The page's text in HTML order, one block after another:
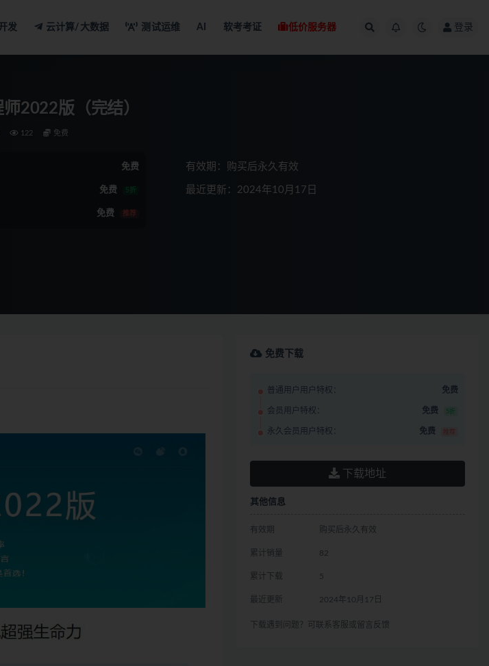
发 云计算/大数据 测试运维 AI 软考考证 低价服务器 登录
2022版（完结）
122 免费
免费
免费 5折
免费 推荐
有效期：购买后永久有效
最近更新：2024年10月17日
免费下载
普通用户用户特权： 免费
会员用户特权： 免费 5折
永久会员用户特权： 免费 推荐
下载地址
其他信息
有效期 购买后永久有效
累计销量 82
累计下载 5
最近更新 2024年10月17日
下载遇到问题？可联系客服或留言反馈